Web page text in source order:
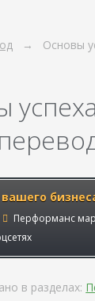
Основы
Перформанс
в разделах: